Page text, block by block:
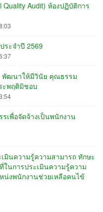
Audit) ห้องปฏิบัติการ
ะจำปี 2569
พัฒนาให้มีวินัย คุณธรรม
ะพฤติมิชอบ
เพื่อจัดจ้างเป็นพนักงาน
มินความรู้ความสามารถ ทักษะ
นการประเมินความรู้ความ
น่งพนักงานช่วยเหลือคนไข้